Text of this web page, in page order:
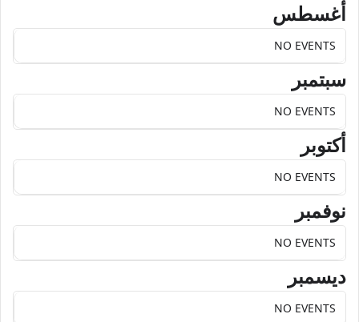
أغسطس
NO EVENTS
سبتمبر
NO EVENTS
أكتوبر
NO EVENTS
نوفمبر
NO EVENTS
ديسمبر
NO EVENTS